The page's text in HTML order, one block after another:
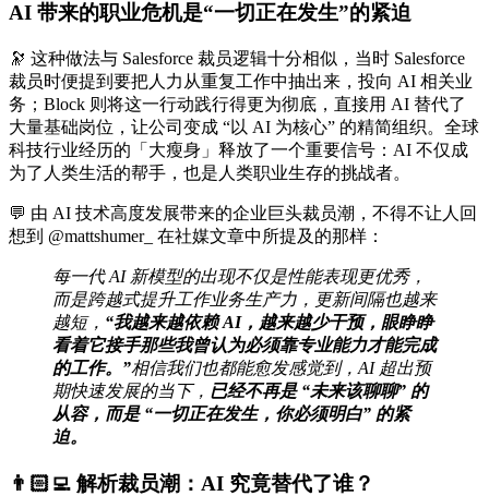
AI 带来的职业危机是“一切正在发生”的紧迫
🔭 这种做法与 Salesforce 裁员逻辑十分相似，当时 Salesforce
裁员时便提到要把人力从重复工作中抽出来，投向 AI 相关业
务；Block 则将这一行动践行得更为彻底，直接用 AI 替代了
大量基础岗位，让公司变成 “以 AI 为核心” 的精简组织。全球
科技行业经历的「大瘦身」释放了一个重要信号：AI 不仅成
为了人类生活的帮手，也是人类职业生存的挑战者。
💬 由 AI 技术高度发展带来的企业巨头裁员潮，不得不让人回
想到 @mattshumer_ 在社媒文章中所提及的那样：
每一代 AI 新模型的出现不仅是性能表现更优秀，
而是跨越式提升工作业务生产力，更新间隔也越来
越短， “我越来越依赖 AI，越来越少干预，眼睁睁
看着它接手那些我曾认为必须靠专业能力才能完成
的工作。”相信我们也都能愈发感觉到，AI 超出预
期快速发展的当下， 已经不再是 “未来该聊聊” 的
从容，而是 “一切正在发生，你必须明白” 的紧
迫。
👨🏻‍💻 解析裁员潮： AI 究竟替代了谁？